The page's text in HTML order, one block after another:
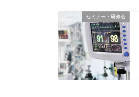
セミナー・研修会